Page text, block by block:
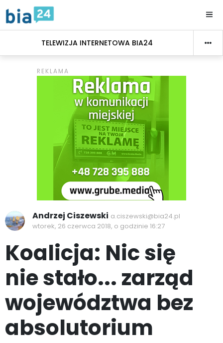
TELEWIZJA INTERNETOWA BIA24
Andrzej Ciszewski a.ciszewski@bia24.pl
wtorek, 26 czerwca 2018, o godzinie 16:27
Koalicja: Nic się
nie stało... zarząd
województwa bez
absolutorium